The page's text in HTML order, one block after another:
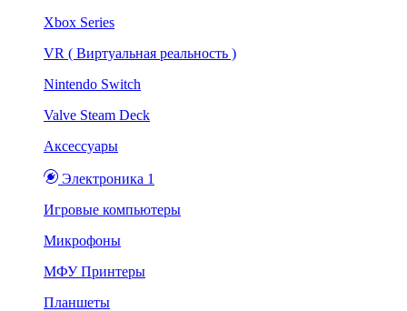
Xbox Series
VR ( Виртуальная реальность )
Nintendo Switch
Valve Steam Deck
Аксессуары
Электроника 1
Игровые компьютеры
Микрофоны
МФУ Принтеры
Планшеты